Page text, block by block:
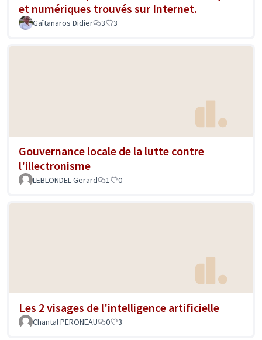
et numériques trouvés sur Internet.
Gaïtanaros Didier 3 3
Gouvernance locale de la lutte contre
l'illectronisme
LEBLONDEL Gerard 1 0
Les 2 visages de l'intelligence artificielle
Chantal PERONEAU 0 3